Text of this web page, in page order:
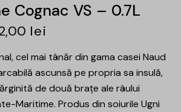
Cognac VS – 0.7L
lei
cel mai tânăr din gama casei Naud
ascunsă pe propria sa insulă,
de două brațe ale râului
Maritime. Produs din soiurile Ugni